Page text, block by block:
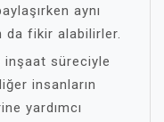
aynı
da fikir alabilirler.
süreciyle
insanların
yardımcı